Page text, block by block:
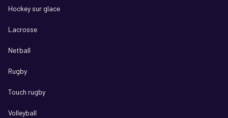
Hockey sur glace
Lacrosse
Netball
Rugby
Touch rugby
Volleyball